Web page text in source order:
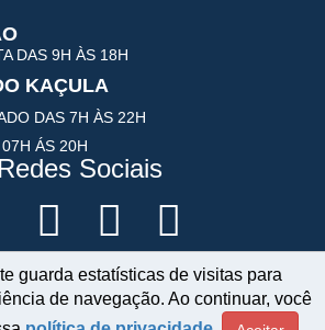
DAS 9H ÀS 18H
KAÇULA
DAS 7H ÀS 22H
ÁS 20H
Redes Sociais
ÁREA DO LOJISTA
guarda estatísticas de visitas para
de navegação. Ao continuar, você